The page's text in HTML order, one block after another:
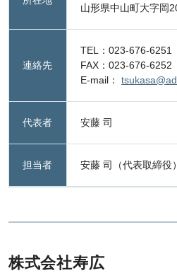
山形県中山町大字岡
連絡先
TEL：023-676-6251
FAX：023-676-6252
E-mail：
代表者 安藤 司
担当者 安藤 司（代表取締役）
株式会社寿広